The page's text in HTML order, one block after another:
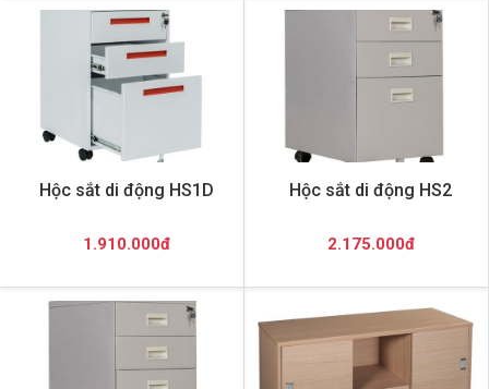
Hộc sắt di động HS1D
1.910.000đ
Hộc sắt di động HS2
2.175.000đ